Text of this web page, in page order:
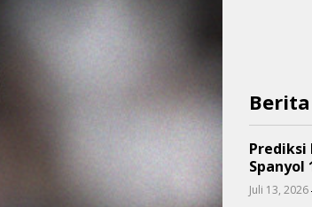
Prediksi
Spanyol
Juli 13, 2026